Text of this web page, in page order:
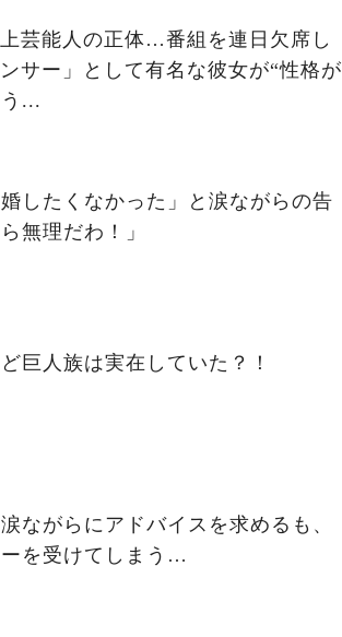
芸能人の正体…番組を連日欠席し
サー」として有名な彼女が“性格が
...
したくなかった」と涙ながらの告
無理だわ！」
巨人族は実在していた？！
ながらにアドバイスを求めるも、
を受けてしまう…